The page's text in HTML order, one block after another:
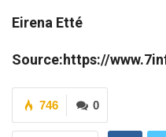
Eirena Etté
Source:https://
0
746